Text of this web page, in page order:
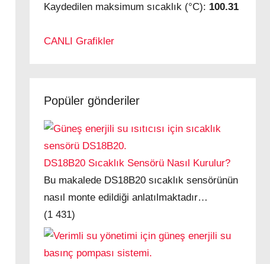
Kaydedilen maksimum sıcaklık (°C): 100.31
CANLI Grafikler
Popüler gönderiler
DS18B20 Sıcaklık Sensörü Nasıl Kurulur?
Bu makalede DS18B20 sıcaklık sensörünün
nasıl monte edildiği anlatılmaktadır…
(1 431)